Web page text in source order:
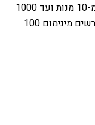
10 מנות ועד 1000
מנות. תפריטי הפרימיום (170 ו-300 ש״ח) דורשים מינימום 100